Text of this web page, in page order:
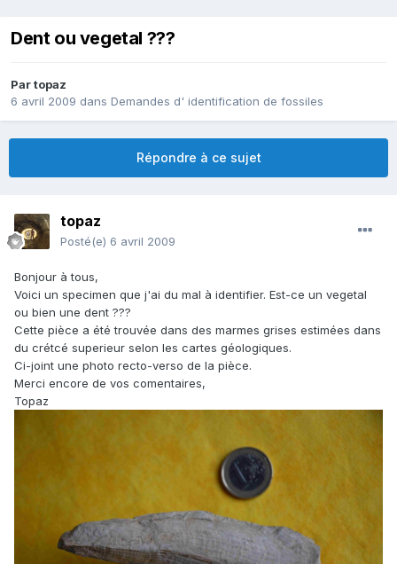
Dent ou vegetal ???
Partopaz
6 avril 2009 dans Demandes d' identification de fossiles
Répondre à ce sujet
topaz
Posté(e) 6 avril 2009
Bonjour à tous,
Voici un specimen que j'ai du mal à identifier. Est-ce un vegetal
ou bien une dent ???
Cette pièce a été trouvée dans des marmes grises estimées dans
du crétcé superieur selon les cartes géologiques.
Ci-joint une photo recto-verso de la pièce.
Merci encore de vos comentaires,
Topaz